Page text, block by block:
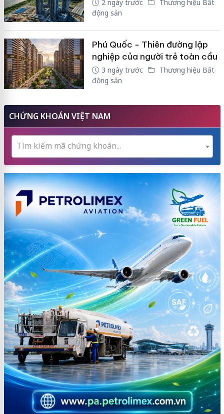
2 ngày trước
Thương hiệu Bất
động sản
Phú Quốc - Thiên đường lập
nghiệp của người trẻ toàn cầu
3 ngày trước
Thương hiệu Bất
động sản
CHỨNG KHOÁN VIỆT NAM
Tìm kiếm mã chứng khoán...